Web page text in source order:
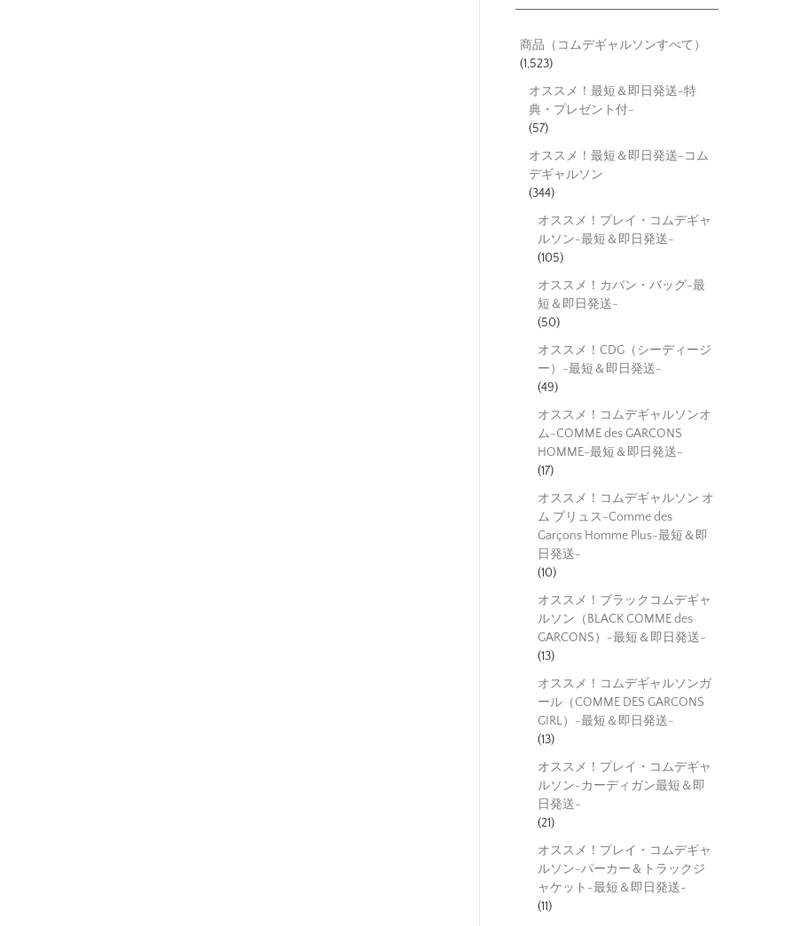
商品（コムデギャルソンすべて）
(1,523)
オススメ！最短＆即日発送-特
典・プレゼント付-
(57)
オススメ！最短＆即日発送-コム
デギャルソン
(344)
オススメ！プレイ・コムデギャ
ルソン-最短＆即日発送-
(105)
オススメ！カバン・バッグ-最
短＆即日発送-
(50)
オススメ！CDG（シーディージ
ー）-最短＆即日発送-
(49)
オススメ！コムデギャルソンオ
ム-COMME des GARCONS
HOMME-最短＆即日発送-
(17)
オススメ！コムデギャルソン オ
ム プリュス-Comme des
Garçons Homme Plus-最短＆即
日発送-
(10)
オススメ！ブラックコムデギャ
ルソン（BLACK COMME des
GARCONS）-最短＆即日発送-
(13)
オススメ！コムデギャルソンガ
ール（COMME DES GARCONS
GIRL）-最短＆即日発送-
(13)
オススメ！プレイ・コムデギャ
ルソン-カーディガン最短＆即
日発送-
(21)
オススメ！プレイ・コムデギャ
ルソン-パーカー＆トラックジ
ャケット-最短＆即日発送-
(11)